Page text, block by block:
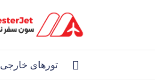
تورهای خارجی